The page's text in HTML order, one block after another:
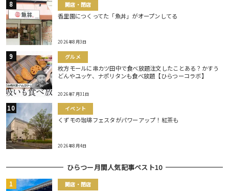
開店・閉店
香里園につくってた「魚丼」がオープンしてる
2026年8月3日
グルメ
枚方モールに串カツ田中で食べ放題注文したことある？かすう
どんやユッケ、ナポリタンも食べ放題【ひらつーコラボ】
2026年7月31日
イベント
くずモの珈琲フェスタがパワーアップ！紅茶も
2026年8月4日
ひらつー月間人気記事ベスト10
開店・閉店